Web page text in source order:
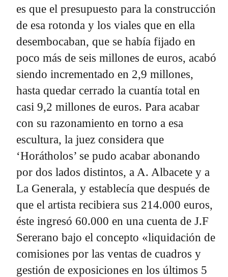
es que el presupuesto para la construcción
de esa rotonda y los viales que en ella
desembocaban, que se había fijado en
poco más de seis millones de euros, acabó
siendo incrementado en 2,9 millones,
hasta quedar cerrado la cuantía total en
casi 9,2 millones de euros. Para acabar
con su razonamiento en torno a esa
escultura, la juez considera que
‘Horátholos’ se pudo acabar abonando
por dos lados distintos, a A. Albacete y a
La Generala, y establecía que después de
que el artista recibiera sus 214.000 euros,
éste ingresó 60.000 en una cuenta de J.F
Sererano bajo el concepto «liquidación de
comisiones por las ventas de cuadros y
gestión de exposiciones en los últimos 5